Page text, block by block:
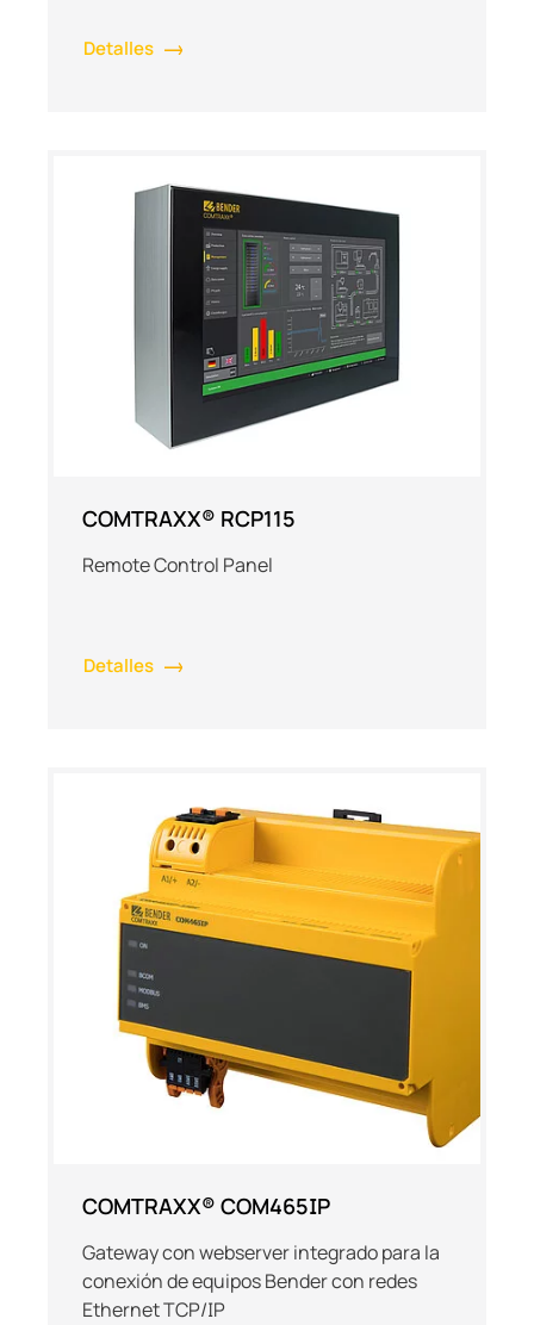
Detalles
COMTRAXX® RCP115
Remote Control Panel
Detalles
COMTRAXX® COM465IP
Gateway con webserver integrado para la
conexión de equipos Bender con redes
Ethernet TCP/IP